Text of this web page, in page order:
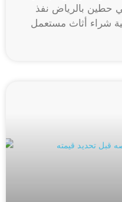
حطين بالرياض نفذ
شراء أثاث مستعمل